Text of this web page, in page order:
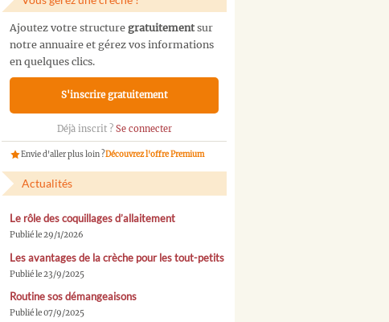
Ajoutez votre structure gratuitementsur
notre annuaire et gérez vos informations
en quelques clics.
S'inscrire gratuitement
Déjà inscrit ? Se connecter
Envie d'aller plus loin ?Découvrez l'offre Premium
Actualités
Le rôle des coquillages d’allaitement
Publié le 29/1/2026
Les avantages de la crèche pour les tout-petits
Publié le 23/9/2025
Routine sos démangeaisons
Publié le 07/9/2025